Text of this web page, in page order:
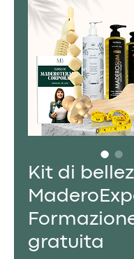
Kit di
gratuita